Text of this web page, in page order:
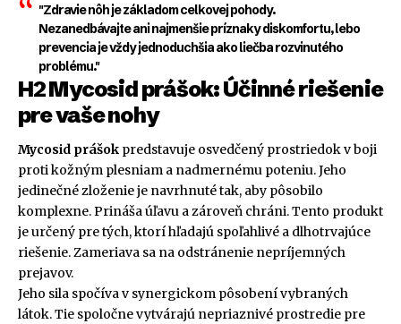
"Zdravie nôh je základom celkovej pohody.
Nezanedbávajte ani najmenšie príznaky diskomfortu, lebo
prevencia je vždy jednoduchšia ako liečba rozvinutého
problému."
H2 Mycosid prášok: Účinné riešenie
pre vaše nohy
Mycosid prášok predstavuje osvedčený prostriedok v boji
proti kožným plesniam a nadmernému poteniu. Jeho
jedinečné zloženie je navrhnuté tak, aby pôsobilo
komplexne. Prináša úľavu a zároveň chráni. Tento produkt
je určený pre tých, ktorí hľadajú spoľahlivé a dlhotrvajúce
riešenie. Zameriava sa na odstránenie nepríjemných
prejavov.
Jeho sila spočíva v synergickom pôsobení vybraných
látok. Tie spoločne vytvárajú nepriaznivé prostredie pre